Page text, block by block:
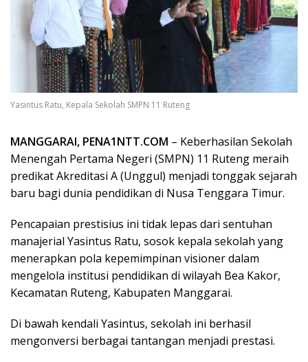
Yasintus Ratu, Kepala Sekolah SMPN 11 Ruteng
MANGGARAI, PENA1NTT.COM – Keberhasilan Sekolah
Menengah Pertama Negeri (SMPN) 11 Ruteng meraih
predikat Akreditasi A (Unggul) menjadi tonggak sejarah
baru bagi dunia pendidikan di Nusa Tenggara Timur.
Pencapaian prestisius ini tidak lepas dari sentuhan
manajerial Yasintus Ratu, sosok kepala sekolah yang
menerapkan pola kepemimpinan visioner dalam
mengelola institusi pendidikan di wilayah Bea Kakor,
Kecamatan Ruteng, Kabupaten Manggarai.
Di bawah kendali Yasintus, sekolah ini berhasil
mengonversi berbagai tantangan menjadi prestasi.